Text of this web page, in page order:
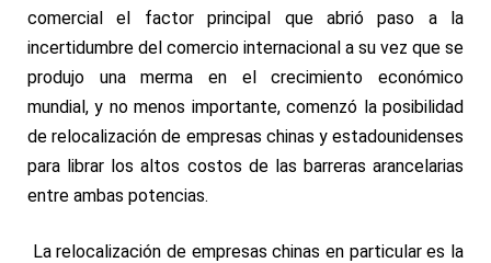
comercial el factor principal que abrió paso a la
incertidumbre del comercio internacional a su vez que se
produjo una merma en el crecimiento económico
mundial, y no menos importante, comenzó la posibilidad
de relocalización de empresas chinas y estadounidenses
para librar los altos costos de las barreras arancelarias
entre ambas potencias.
La relocalización de empresas chinas en particular es la